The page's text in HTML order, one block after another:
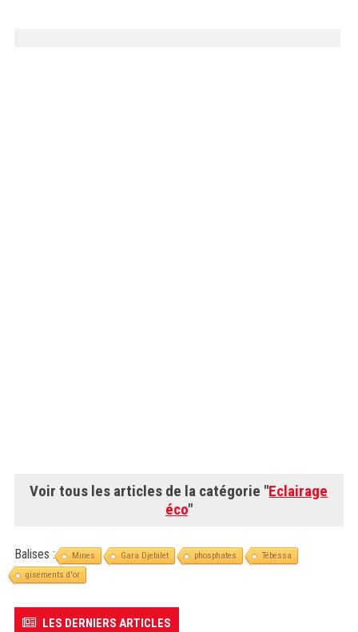
Voir tous les articles de la catégorie "Eclairage
éco"
Balises : Mines Gara Djebilet phosphates
Tébessa
gisements d'or
LES DERNIERS ARTICLES